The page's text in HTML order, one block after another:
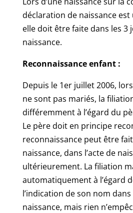
déclaration de naissance
elle doit être faite dans les 3
naissance.
Reconnaissance enfant :
Depuis le 1er juillet 2006,
ne sont pas mariés, la
différemment à l’égard du
Le père doit en principe
reconnaissance peut être
naissance, dans l’acte de
ultérieurement. La filiation
automatiquement à l’égard
l’indication de son nom dans
naissance, mais rien